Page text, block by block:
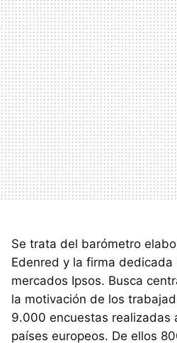
Se trata del barómetro
Edenred y la firma
mercados Ipsos. Busca
la motivación de los
9.000 encuestas realizadas
países europeos. De ellos